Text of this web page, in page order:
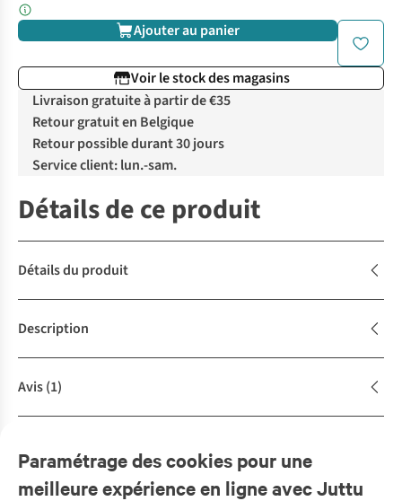
Ajouter au panier
Voir le stock des magasins
Livraison gratuite à partir de €35
Retour gratuit en Belgique
Retour possible durant 30 jours
Service client: lun.-sam.
Détails de ce produit
Détails du produit
Description
Avis(1)
Paramétrage des cookies pour une
meilleure expérience en ligne avec Juttu